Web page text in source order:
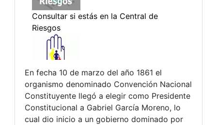
En fecha 10 de marzo del año 1861 el
organismo denominado Convención Nacional
Constituyente llegó a elegir como Presidente
Constitucional a Gabriel García Moreno, lo
cual dio inicio a un gobierno dominado por